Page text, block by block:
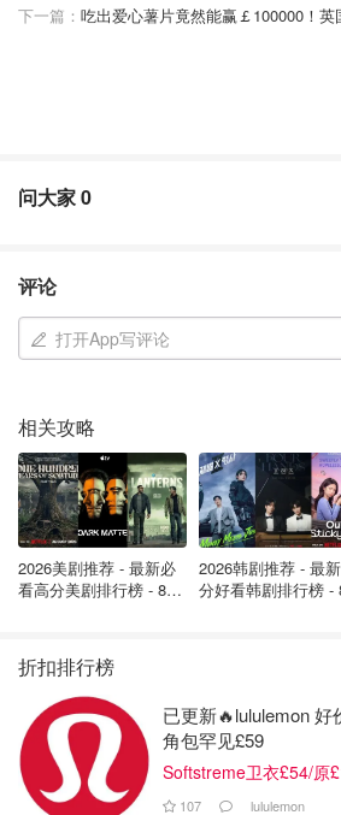
一些古董和旧物，在美国独立战争前
图片来源于@Fleamarketinsiders，
还有一种说法是认为跳蚤市场来源于
专门卖便宜货的集市叫做Le Marche
物品年头很久，而且有些也不是很干
发现跳蚤或一些小寄生虫
摊、二手集市统称为了跳蚤市场。
下一篇：
问大家0
评论
打开App写评论
相关攻略
2026美剧推荐 - 最新必
看高分美剧排行榜 - 8月
2026韩剧推荐 - 最
分好看韩剧排行榜 -
折扣排行榜
已更新🔥lululemon
角包罕见£59
Softstreme卫衣£54/原
107 lululemon